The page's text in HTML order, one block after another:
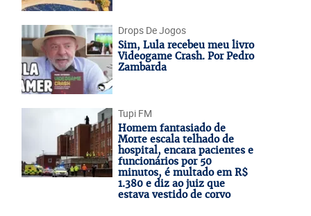
Drops De Jogos
Sim, Lula recebeu meu livro
Videogame Crash. Por Pedro
Zambarda
Tupi FM
Homem fantasiado de
Morte escala telhado de
hospital, encara pacientes e
funcionários por 50
minutos, é multado em R$
1.380 e diz ao juiz que
estava vestido de corvo